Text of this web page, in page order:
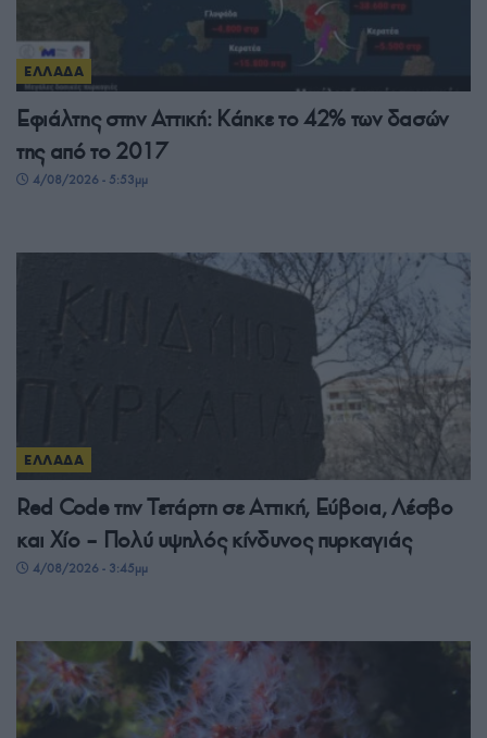
ΕΛΛΑΔΑ
Εφιάλτης στην Αττική: Κάηκε το 42% των δασών
της από το 2017
4/08/2026 - 5:53μμ
ΕΛΛΑΔΑ
Red Code την Τετάρτη σε Αττική, Εύβοια, Λέσβο
και Χίο – Πολύ υψηλός κίνδυνος πυρκαγιάς
4/08/2026 - 3:45μμ